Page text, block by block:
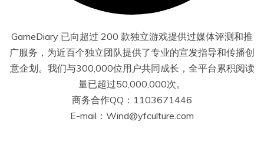
GameDiary 已向超过 200 款独立游戏提供过媒体评测和推
广服务，为近百个独立团队提供了专业的宣发指导和传播创
意企划。我们与300,000位用户共同成长，全平台累积阅读
量已超过50,000,000次。
商务合作QQ：1103671446
E-mail：Wind@yfculture.com